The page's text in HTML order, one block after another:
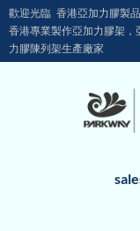
歡迎光臨 香港亞加力膠製
香港專業製作亞加力膠架
力膠陳列架生產廠家